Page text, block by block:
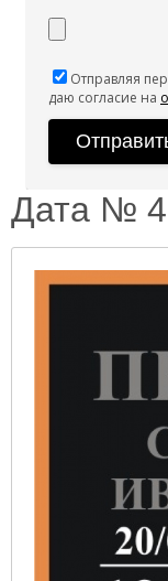
Отправляя
даю согласие на
Дата №